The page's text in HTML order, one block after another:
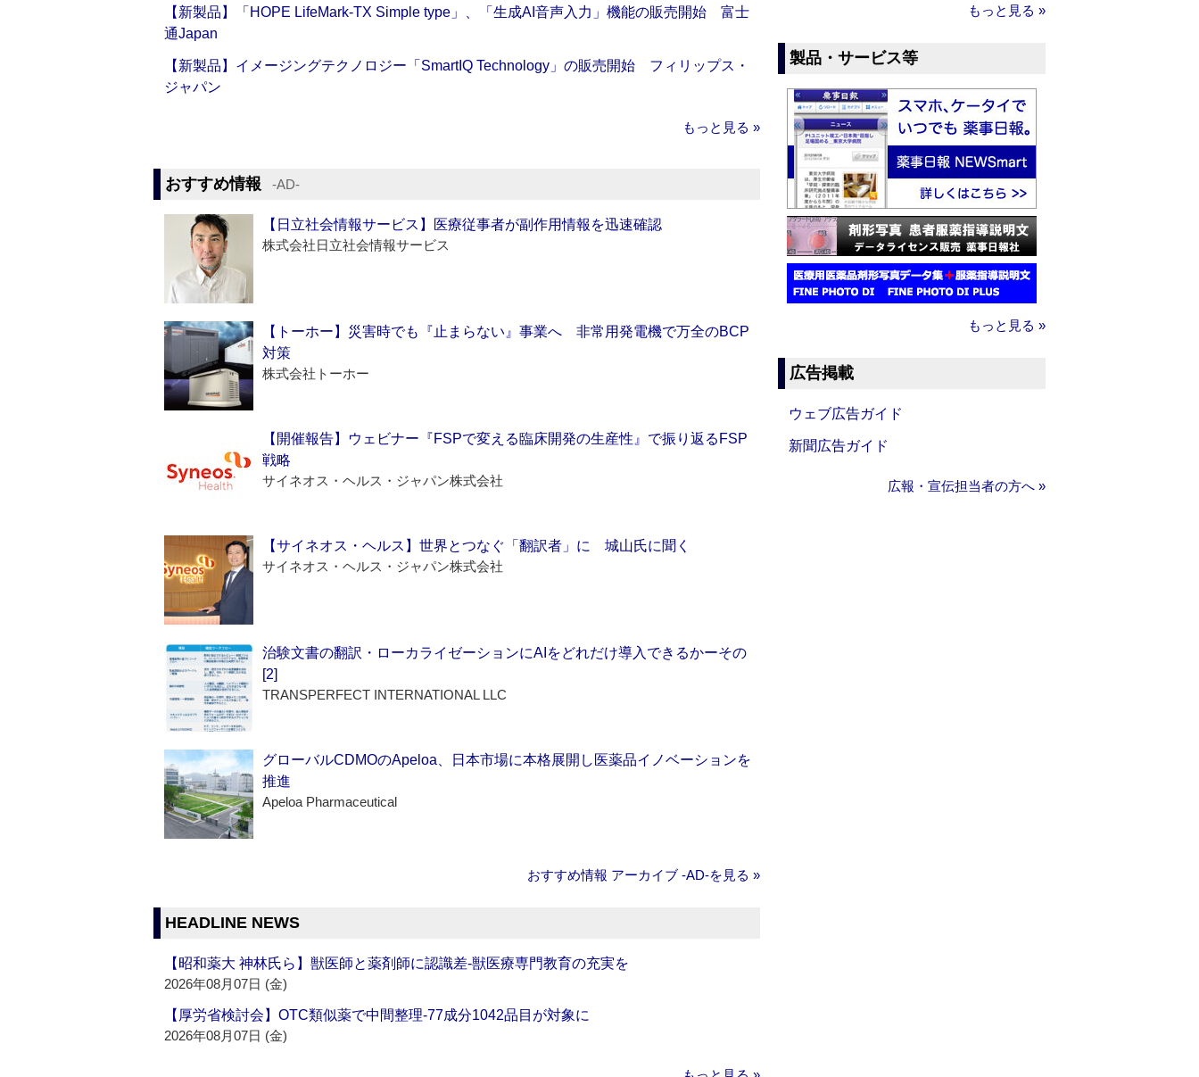
【新製品】「HOPE LifeMark-TX Simple type」、「生成AI音声入力」機能の販売開始 富士
通Japan
【新製品】イメージングテクノロジー「SmartIQ Technology」の販売開始 フィリップス・
ジャパン
もっと見る »
おすすめ情報 ‐AD‐
【日立社会情報サービス】医療従事者が副作用情報を迅速確認
株式会社日立社会情報サービス
【トーホー】災害時でも『止まらない』事業へ 非常用発電機で万全のBCP
対策
株式会社トーホー
【開催報告】ウェビナー『FSPで変える臨床開発の生産性』で振り返るFSP
戦略
サイネオス・ヘルス・ジャパン株式会社
【サイネオス・ヘルス】世界とつなぐ「翻訳者」に 城山氏に聞く
サイネオス・ヘルス・ジャパン株式会社
治験文書の翻訳・ローカライゼーションにAIをどれだけ導入できるかーその
[2]
TRANSPERFECT INTERNATIONAL LLC
グローバルCDMOのApeloa、日本市場に本格展開し医薬品イノベーションを
推進
Apeloa Pharmaceutical
おすすめ情報 アーカイブ ‐AD‐を見る »
HEADLINE NEWS
【昭和薬大 神林氏ら】獣医師と薬剤師に認識差‐獣医療専門教育の充実を
2026年08月07日 (金)
【厚労省検討会】OTC類似薬で中間整理‐77成分1042品目が対象に
2026年08月07日 (金)
もっと見る »
製品・サービス等
もっと見る »
広告掲載
ウェブ広告ガイド
新聞広告ガイド
広報・宣伝担当者の方へ »